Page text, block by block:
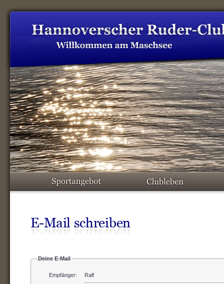
Deine E-Mail
Empfänger: Ralf